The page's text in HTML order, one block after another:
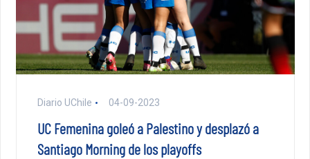
Diario UChile 04-09-2023
UC Femenina goleó a Palestino y desplazó a
Santiago Morning de los playoffs